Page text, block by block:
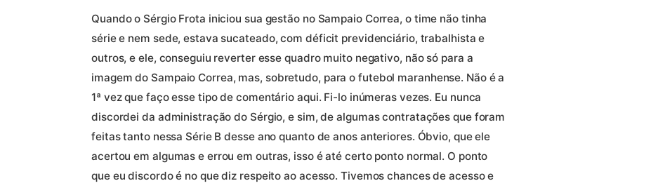
Quando o Sérgio Frota iniciou sua gestão no Sampaio Correa, o time não tinha
série e nem sede, estava sucateado, com déficit previdenciário, trabalhista e
outros, e ele, conseguiu reverter esse quadro muito negativo, não só para a
imagem do Sampaio Correa, mas, sobretudo, para o futebol maranhense. Não é a
1ª vez que faço esse tipo de comentário aqui. Fi-lo inúmeras vezes. Eu nunca
discordei da administração do Sérgio, e sim, de algumas contratações que foram
feitas tanto nessa Série B desse ano quanto de anos anteriores. Óbvio, que ele
acertou em algumas e errou em outras, isso é até certo ponto normal. O ponto
que eu discordo é no que diz respeito ao acesso. Tivemos chances de acesso e